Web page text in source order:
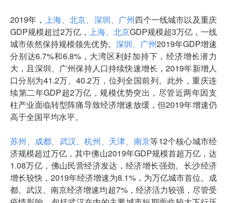
2019年， 上海、北京、深圳、广州四个一线城市以及重庆
GDP规模超过2万亿， 上海、北京GDP规模超3万亿，一线
城市依然保持规模领先优势。 深圳、广州2019年GDP增速
分别达6.7%和6.8%，大湾区利好加持下，经济增长潜力
大，且深圳、广州保持人口持续快速增长，2019年新增人
口分别为41.2万、40.2万，位列全国前列。此外，重庆连
续第二年GDP超2万亿，规模优势突出，尽管近两年因支
柱产业面临转型阵痛导致经济增速放缓，但2019年增速仍
高于全国平均水平。
苏州、成都、武汉、杭州、天津、南京等12个核心城市经
济规模超过万亿，其中佛山2019年GDP规模首超万亿，达
1.08万亿，佛山民营经济发达，经济增长强劲。长沙经济
增长较快，2019年经济增速为8.1%，为万亿城市首位。成
都、武汉、南京经济增速均超7%，经济活力较强，尽管受